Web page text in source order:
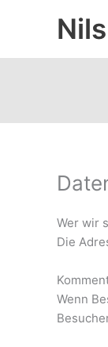
Wer wir
Die
Wenn